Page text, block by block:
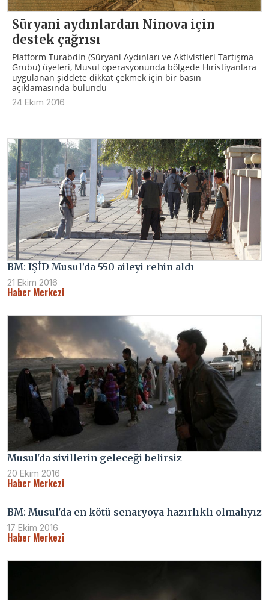
Süryani aydınlardan Ninova için
destek çağrısı
Platform Turabdin (Süryani Aydınları ve Aktivistleri Tartışma
Grubu) üyeleri, Musul operasyonunda bölgede Hıristiyanlara
uygulanan şiddete dikkat çekmek için bir basın
açıklamasında bulundu
24 Ekim 2016
BM: IŞİD Musul’da 550 aileyi rehin aldı
21 Ekim 2016
Haber Merkezi
Musul'da sivillerin geleceği belirsiz
20 Ekim 2016
Haber Merkezi
BM: Musul'da en kötü senaryoya hazırlıklı olmalıyız
17 Ekim 2016
Haber Merkezi